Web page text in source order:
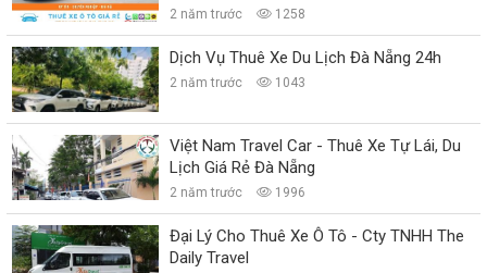
2 năm trước 1258
Dịch Vụ Thuê Xe Du Lịch Đà Nẵng 24h
2 năm trước 1043
Việt Nam Travel Car - Thuê Xe Tự Lái, Du
Lịch Giá Rẻ Đà Nẵng
2 năm trước 1996
Đại Lý Cho Thuê Xe Ô Tô - Cty TNHH The
Daily Travel